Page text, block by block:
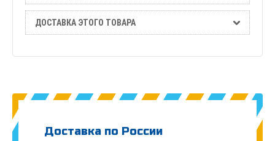
ДОСТАВКА ЭТОГО ТОВАРА
Доставка по России